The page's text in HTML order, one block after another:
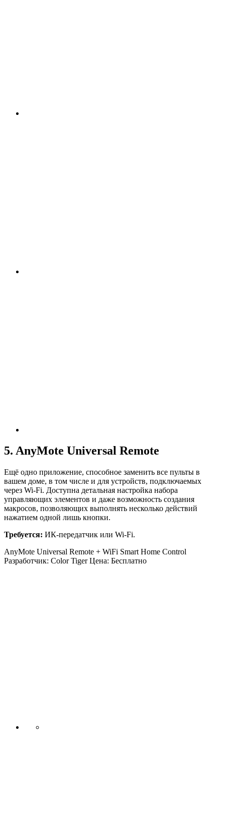
5. AnyMote Universal Remote
Ещё одно приложение, способное заменить все пульты в
вашем доме, в том числе и для устройств, подключаемых
через Wi-Fi. Доступна детальная настройка набора
управляющих элементов и даже возможность создания
макросов, позволяющих выполнять несколько действий
нажатием одной лишь кнопки.
Требуется: ИК-передатчик или Wi-Fi.
AnyMote Universal Remote + WiFi Smart Home Control
Разработчик: Color TigerЦена: Бесплатно